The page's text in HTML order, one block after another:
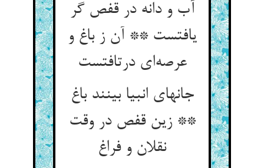
آب و دانه در قفص گر
یافتست ** آن ز باغ و
عرصه‌ای درتافتست
جانهای انبیا بینند باغ
** زین قفص در وقت
نقلان و فراغ